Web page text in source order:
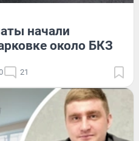
начали
около БКЗ
21